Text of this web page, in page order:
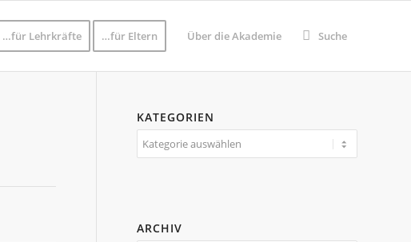
…für Lehrkräfte …für Eltern Über die Akademie Suche
KATEGORIEN
Kategorien
ARCHIV